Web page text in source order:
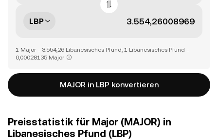
LBP
1 Major = 3.554,26 Libanesisches Pfund, 1 Libanesisches Pfund =
0,00028135 Major
MAJOR in LBP konvertieren
Preisstatistik für Major (MAJOR) in
Libanesisches Pfund (LBP)